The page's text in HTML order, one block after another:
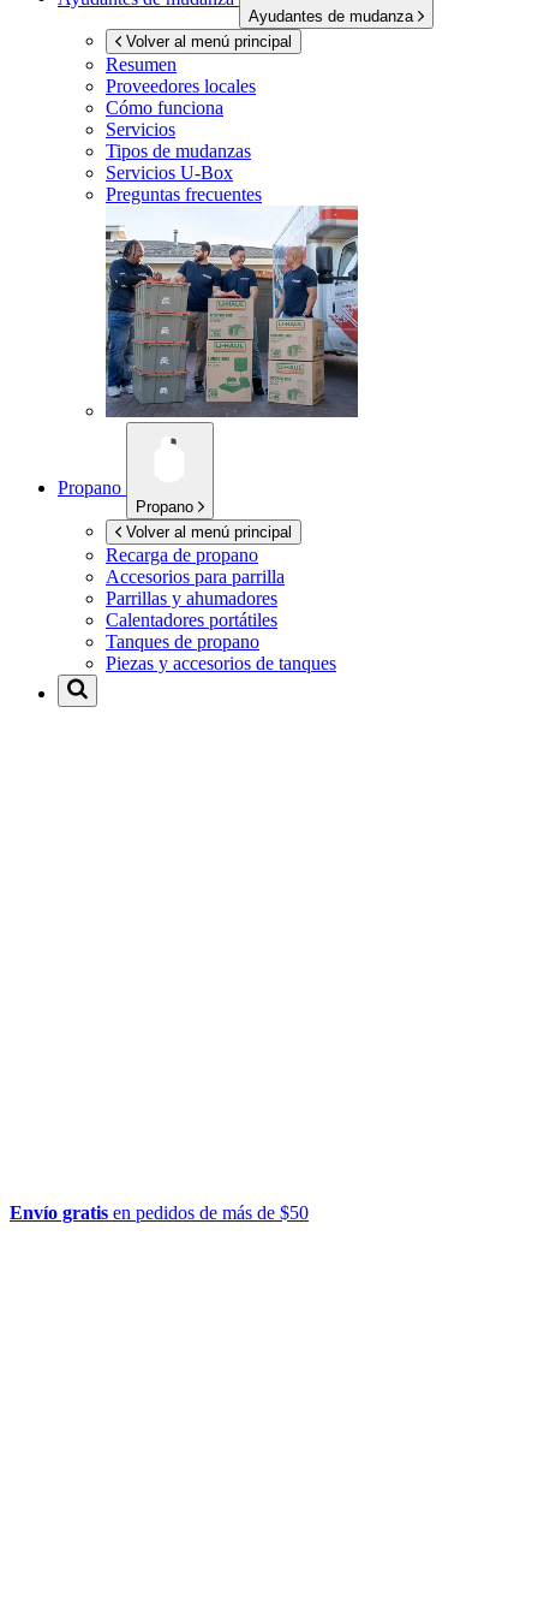
Ayudantes de mudanza
Volver al menú principal
Resumen
Proveedores locales
Cómo funciona
Servicios
Tipos de mudanzas
Servicios U-Box
Preguntas frecuentes
Propano
Propano
Volver al menú principal
Recarga de propano
Accesorios para parrilla
Parrillas y ahumadores
Calentadores portátiles
Tanques de propano
Piezas y accesorios de tanques
Envío gratis en pedidos de más de $50